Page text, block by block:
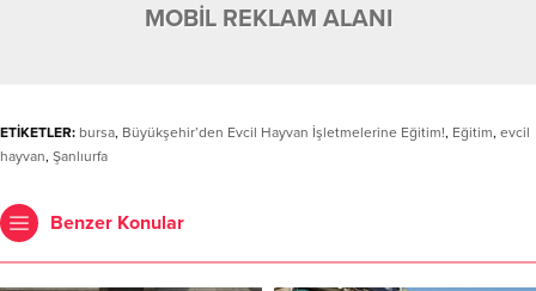
MOBİL REKLAM ALANI
ETİKETLER: bursa, Büyükşehir’den Evcil Hayvan İşletmelerine Eğitim!, Eğitim, evcil
hayvan, Şanlıurfa
Benzer Konular